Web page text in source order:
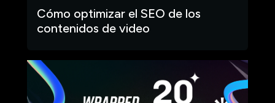
Cómo optimizar el SEO de los
contenidos de video